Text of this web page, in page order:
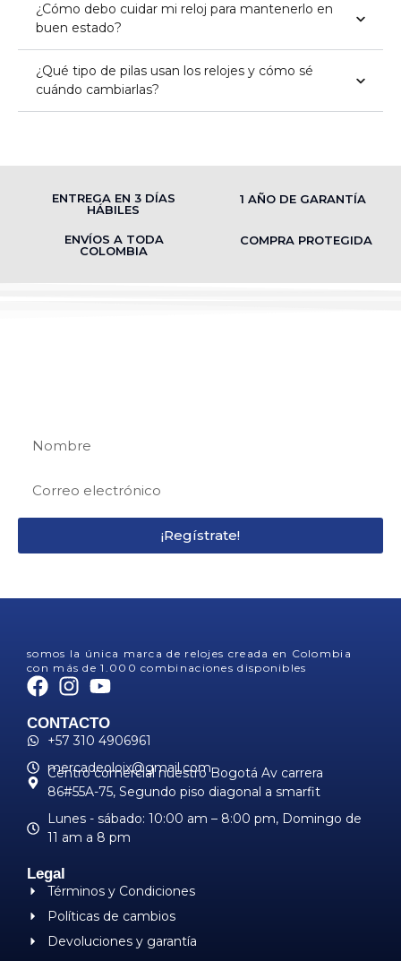
¿Cómo debo cuidar mi reloj para mantenerlo en
buen estado?
¿Qué tipo de pilas usan los relojes y cómo sé
cuándo cambiarlas?
ENTREGA EN 3 DÍAS
HÁBILES
1 AÑO DE GARANTÍA
ENVÍOS A TODA
COLOMBIA
COMPRA PROTEGIDA
¡Regístrate!
somos la única marca de relojes creada en Colombia
con más de 1.000 combinaciones disponibles
CONTACTO
+57 310 4906961
mercadeoloix@gmail.com
Centro comercial nuestro Bogotá Av carrera
86#55A-75, Segundo piso diagonal a smarfit
Lunes - sábado: 10:00 am – 8:00 pm, ​Domingo de
11 am a 8 pm
Legal
Términos y Condiciones
Políticas de cambios
Devoluciones y garantía